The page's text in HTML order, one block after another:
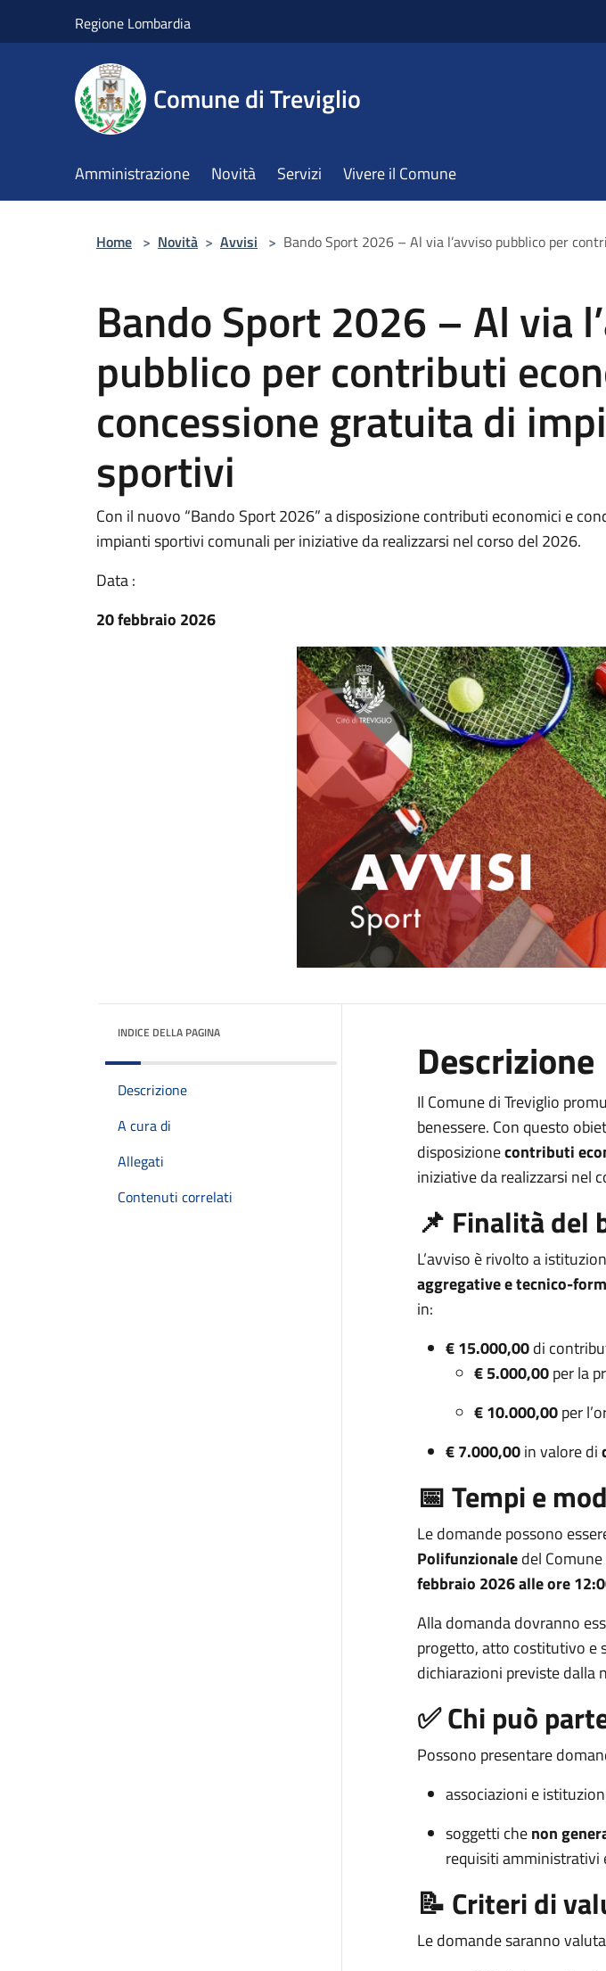
Regione Lombardia
Comune di Treviglio
Amministrazione Novità Servizi Vivere il Comune
Home > Novità > Avvisi > Bando Sport 2026 – Al via l’avviso pubblico per
Bando Sport 2026 – Al via
pubblico per contributi
concessione gratuita di
sportivi
Con il nuovo “Bando Sport 2026” a disposizione contributi economici e
impianti sportivi comunali per iniziative da realizzarsi nel corso del 2026.
Data :
20 febbraio 2026
INDICE DELLA PAGINA
Descrizione
A cura di
Allegati
Contenuti correlati
Descrizione
Il Comune di Treviglio
benessere. Con questo
disposizionecontributi
iniziative da realizzarsi nel
📌 Finalità del
L’avviso è rivolto a
aggregative e tecnico-
in:
€ 15.000,00di
€ 5.000,00per la
€ 10.000,00per
€ 7.000,00in valore di
📅 Tempi e
Le domande possono
Polifunzionaledel Comune
febbraio 2026alle ore
Alla domanda dovranno
progetto, atto costitutivo e
dichiarazioni previste dalla
✅ Chi può
Possono presentare
associazioni e
soggetti chenon
requisiti amministrativi
📝 Criteri di
Le domande saranno